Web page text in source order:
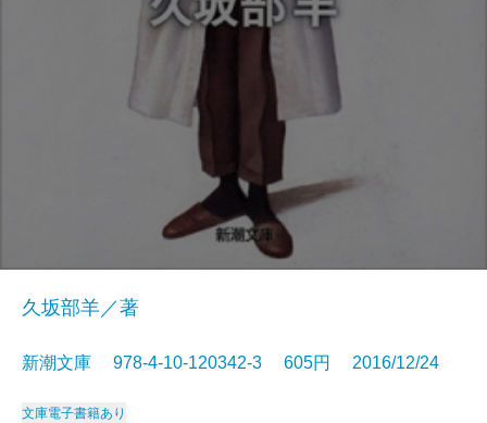
久坂部羊／著
新潮文庫 978-4-10-120342-3 605円 2016/12/24
文庫電子書籍あり